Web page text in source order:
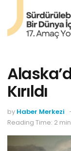
Kırıldı
by Haber Merkezi
Reading Time: 2